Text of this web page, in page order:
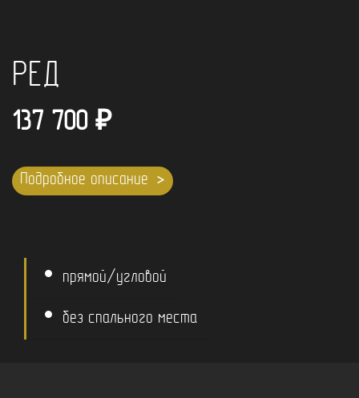
РЕД
137 700 ₽
Подробное описание
прямой/угловой
без спального места